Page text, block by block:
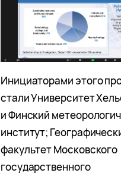
Инициаторами этого
стали Университет
и Финский
институт;
факультет Московского
государственного